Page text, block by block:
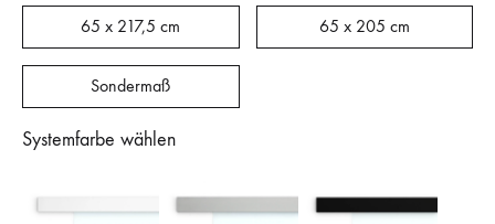
65 x 217,5 cm 65 x 205 cm
Sondermaß
Systemfarbe wählen